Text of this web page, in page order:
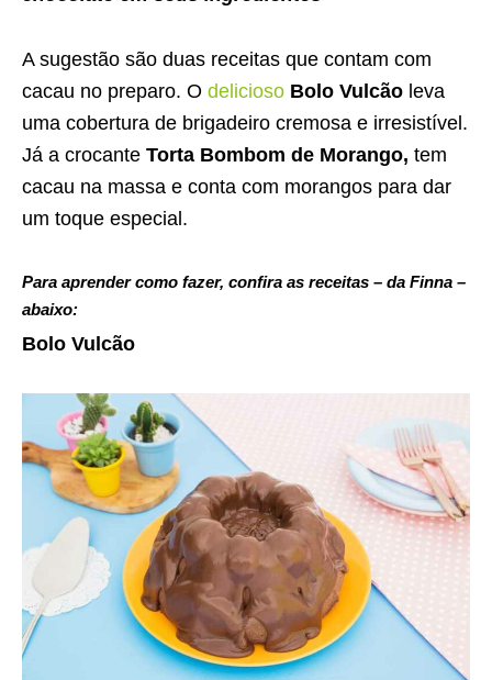
A sugestão são duas receitas que contam com
cacau no preparo. O delicioso Bolo Vulcão leva
uma cobertura de brigadeiro cremosa e irresistível.
Já a crocante Torta Bombom de Morango, tem
cacau na massa e conta com morangos para dar
um toque especial.
Para aprender como fazer, confira as receitas – da Finna –
abaixo:
Bolo Vulcão